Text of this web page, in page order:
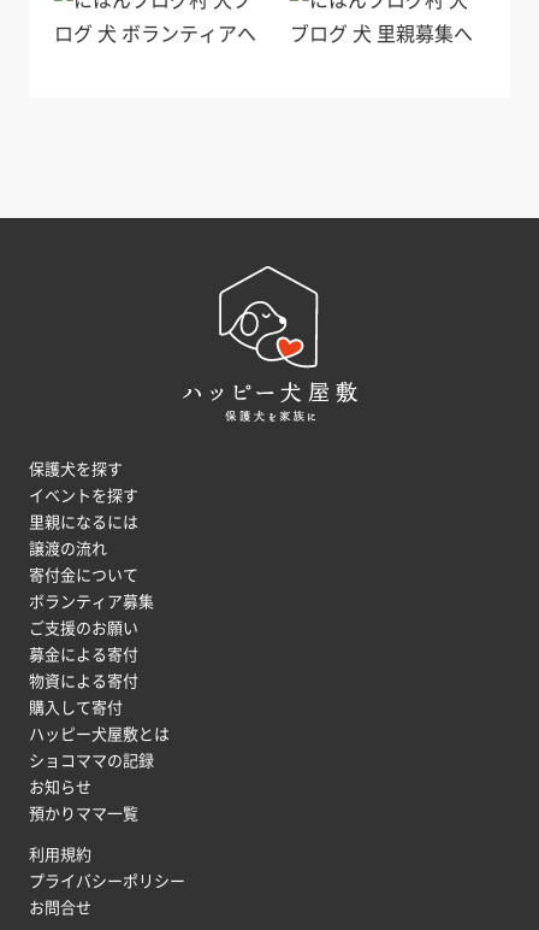
保護犬を探す
イベントを探す
里親になるには
譲渡の流れ
寄付金について
ボランティア募集
ご支援のお願い
募金による寄付
物資による寄付
購入して寄付
ハッピー犬屋敷とは
ショコママの記録
お知らせ
預かりママ一覧
利用規約
プライバシーポリシー
お問合せ